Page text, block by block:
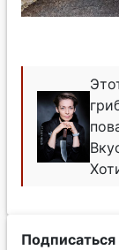
Подписаться